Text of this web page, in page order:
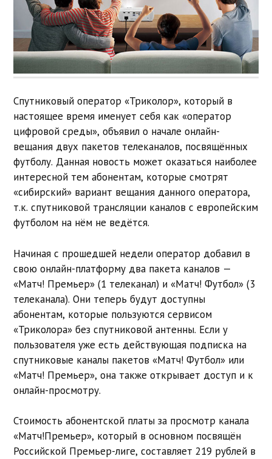
Спутниковый оператор «Триколор», который в
настоящее время именует себя как «оператор
цифровой среды», объявил о начале онлайн-
вещания двух пакетов телеканалов, посвящённых
футболу. Данная новость может оказаться наиболее
интересной тем абонентам, которые смотрят
«сибирский» вариант вещания данного оператора,
т.к. спутниковой трансляции каналов с европейским
футболом на нём не ведётся.
Начиная с прошедшей недели оператор добавил в
свою онлайн-платформу два пакета каналов —
«Матч! Премьер» (1 телеканал) и «Матч! Футбол» (3
телеканала). Они теперь будут доступны
абонентам, которые пользуются сервисом
«Триколора» без спутниковой антенны. Если у
пользователя уже есть действующая подписка на
спутниковые каналы пакетов «Матч! Футбол» или
«Матч! Премьер», она также открывает доступ и к
онлайн-просмотру.
Стоимость абонентской платы за просмотр канала
«Матч!Премьер», который в основном посвящён
Российской Премьер-лиге, составляет 219 рублей в